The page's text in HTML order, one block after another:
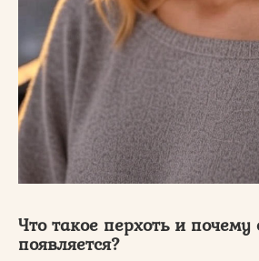
Что такое перхоть и почему
появляется?